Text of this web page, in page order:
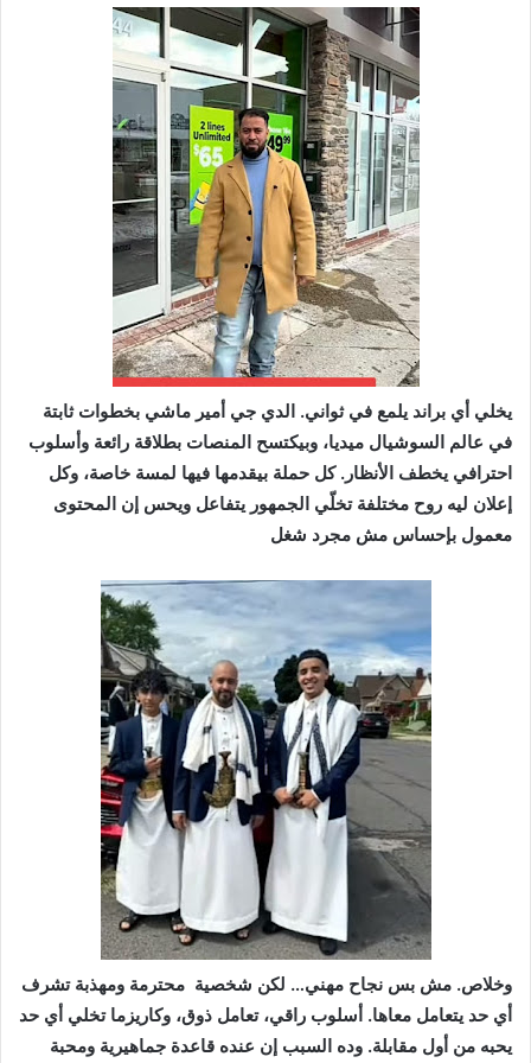
يخلي أي براند يلمع في ثواني. الدي جي أمير ماشي بخطوات ثابتة
في عالم السوشيال ميديا، وبيكتسح المنصات بطلاقة رائعة وأسلوب
احترافي يخطف الأنظار. كل حملة بيقدمها فيها لمسة خاصة، وكل
إعلان ليه روح مختلفة تخلّي الجمهور يتفاعل ويحس إن المحتوى
معمول بإحساس مش مجرد شغل
وخلاص. مش بس نجاح مهني… لكن شخصية محترمة ومهذبة تشرف
أي حد يتعامل معاها. أسلوب راقي، تعامل ذوق، وكاريزما تخلي أي حد
يحبه من أول مقابلة. وده السبب إن عنده قاعدة جماهيرية ومحبة